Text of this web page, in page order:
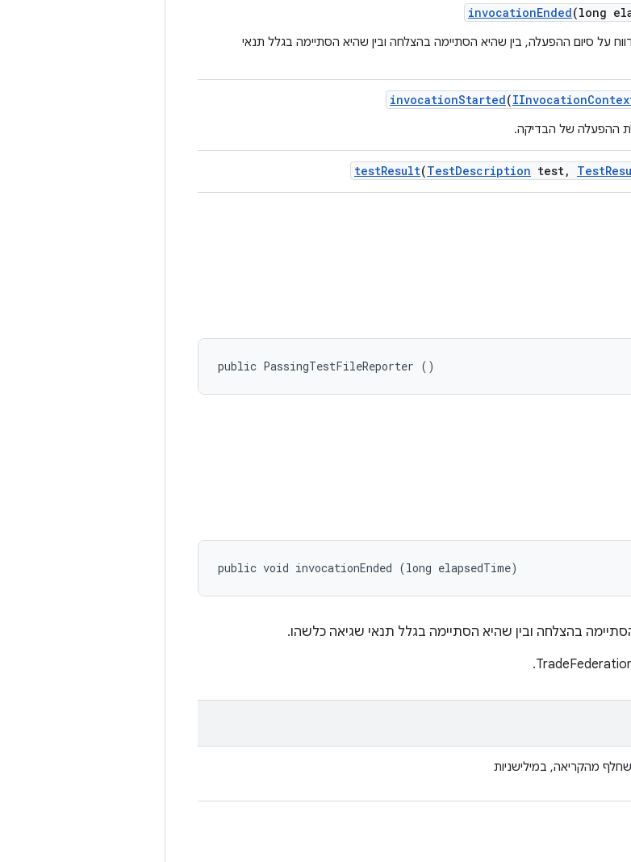
invocationEnded(long
על סיום ההפעלה, בין שהיא הסתיימה בהצלחה ובין שהיא הסתיימה בגלל תנאי
invocationStarted(IInvocation
ההפעלה של הבדיקה.
testResult(TestDescription test, Test
public PassingTestFileReporter ()
public void invocationEnded (long elapsedTime)
בהצלחה ובין שהיא הסתיימה בגלל תנאי שגיאה כלשהו.
מהקריאה, במילישניות